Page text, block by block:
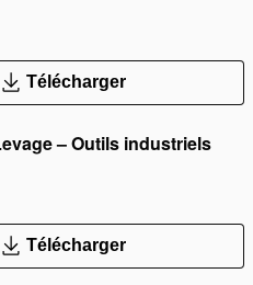
Télécharger
– Outils industriels
Télécharger